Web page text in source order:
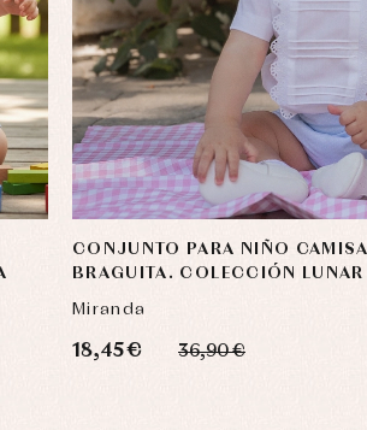
CONJUNTO PARA NIÑO
BRAGUITA. COLECCIÓN LUNAR
Miranda
18,45 € 36,90 €